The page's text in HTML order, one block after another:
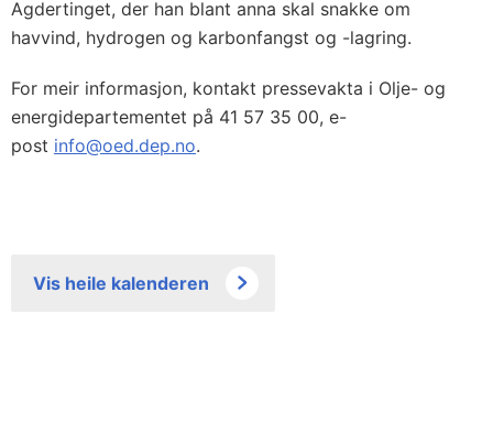
Agdertinget, der han blant anna skal snakke om
havvind, hydrogen og karbonfangst og -lagring.
For meir informasjon, kontakt pressevakta i Olje- og
energidepartementet på 41 57 35 00, e-
post info@oed.dep.no.
Vis heile kalenderen